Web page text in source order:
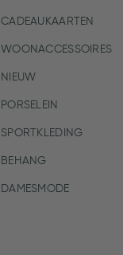
CADEAUKAARTEN
WOONACCESSOIRES
NIEUW
PORSELEIN
SPORTKLEDING
BEHANG
DAMESMODE